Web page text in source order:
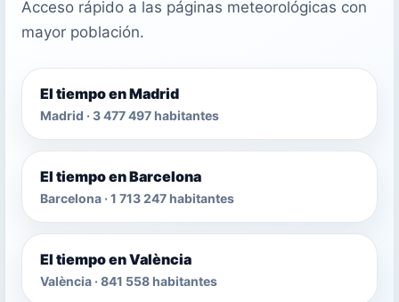
Acceso rápido a las páginas meteorológicas con
mayor población.
El tiempo en Madrid
Madrid · 3 477 497 habitantes
El tiempo en Barcelona
Barcelona · 1 713 247 habitantes
El tiempo en València
València · 841 558 habitantes